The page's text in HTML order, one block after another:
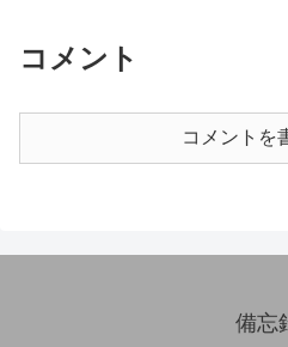
コメント
コメントを
備忘